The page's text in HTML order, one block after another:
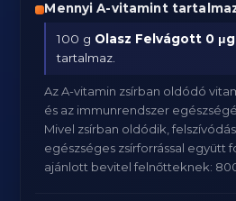
Mennyi A-vitamint
100 g Olasz Felvágott 0
tartalmaz.
Az A-vitamin zsírban oldódó
és az immunrendszer
Mivel zsírban oldódik,
egészséges zsírforrással együtt
ajánlott bevitel felnőtteknek: